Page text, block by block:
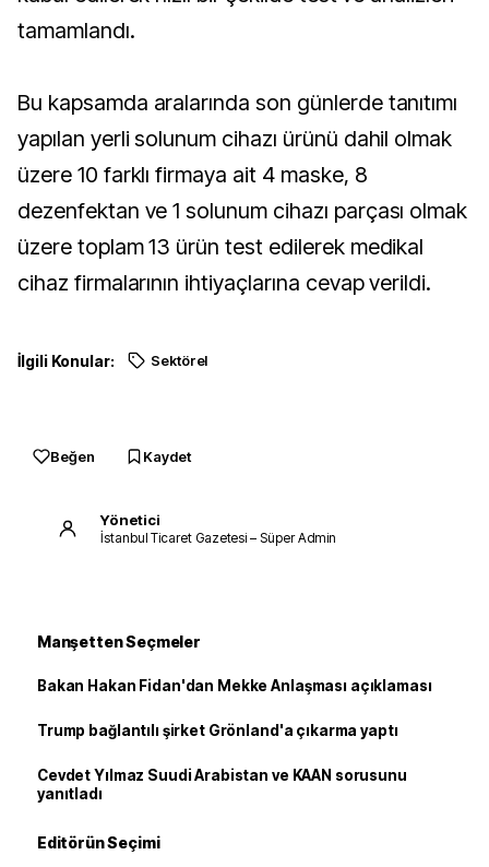
tamamlandı.
Bu kapsamda aralarında son günlerde tanıtımı
yapılan yerli solunum cihazı ürünü dahil olmak
üzere 10 farklı firmaya ait 4 maske, 8
dezenfektan ve 1 solunum cihazı parçası olmak
üzere toplam 13 ürün test edilerek medikal
cihaz firmalarının ihtiyaçlarına cevap verildi.
İlgili Konular: Sektörel
Beğen Kaydet
Yönetici
İstanbul Ticaret Gazetesi – Süper Admin
Manşetten Seçmeler
Bakan Hakan Fidan'dan Mekke Anlaşması açıklaması
Trump bağlantılı şirket Grönland'a çıkarma yaptı
Cevdet Yılmaz Suudi Arabistan ve KAAN sorusunu
yanıtladı
Editörün Seçimi